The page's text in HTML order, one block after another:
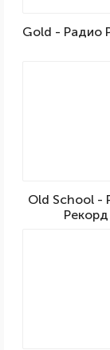
Gold - Радио
Old School -
Рекорд